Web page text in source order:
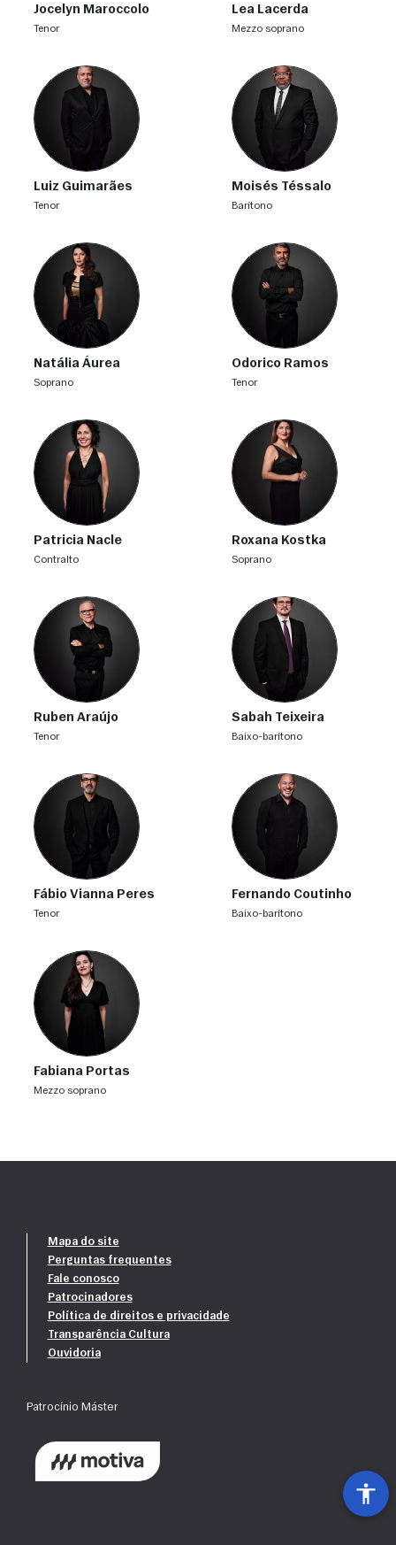
Jocelyn Maroccolo
tenor
Lea Lacerda
mezzo soprano
Luiz Guimarães
tenor
Moisés Téssalo
barítono
Natália Áurea
soprano
Odorico Ramos
tenor
Patricia Nacle
contralto
Roxana Kostka
soprano
Ruben Araújo
tenor
Sabah Teixeira
baixo-barítono
Fábio Vianna Peres
tenor
Fernando Coutinho
baixo-barítono
Fabiana Portas
mezzo soprano
Mapa do site
Perguntas frequentes
Fale conosco
Patrocinadores
Política de direitos e privacidade
Transparência Cultura
Ouvidoria
Patrocínio Máster